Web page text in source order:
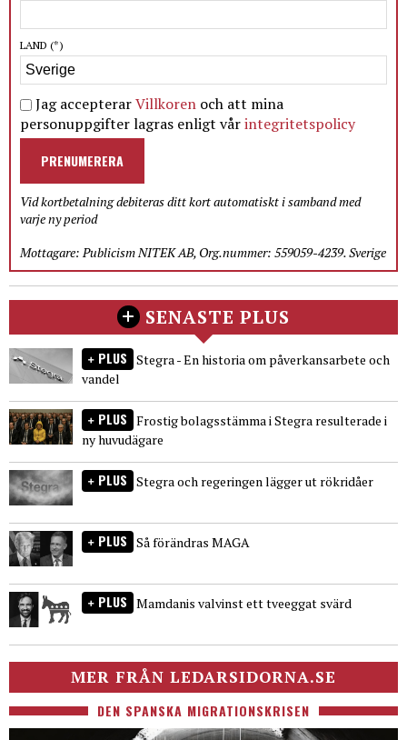
LAND (*)
Jag accepterarVillkoren och att mina
personuppgifter lagras enligt vårintegritetspolicy
PRENUMERERA
Vid kortbetalning debiteras ditt kort automatiskt i samband med
varje ny period
Mottagare: Publicism NITEK AB, Org.nummer: 559059-4239. Sverige
SENASTE PLUS
PLUS Stegra - En historia om påverkansarbete och
vandel
PLUS Frostig bolagsstämma i Stegra resulterade i
ny huvudägare
PLUS Stegra och regeringen lägger ut rökridåer
PLUS Så förändras MAGA
PLUS Mamdanis valvinst ett tveeggat svärd
MER FRÅN LEDARSIDORNA.SE
DEN SPANSKA MIGRATIONSKRISEN